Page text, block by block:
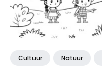
Cultuur Natuur